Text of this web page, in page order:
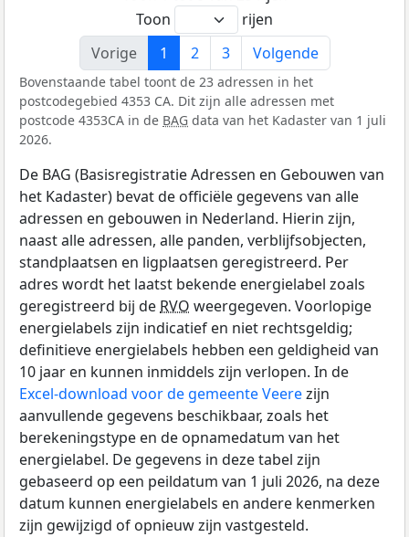
Toon
rijen
Vorige
1 2 3 Volgende
Bovenstaande tabel toont de 23 adressen in het
postcodegebied 4353 CA. Dit zijn alle adressen met
postcode 4353CA in de BAG data van het Kadaster van 1 juli
2026.
De BAG (Basisregistratie Adressen en Gebouwen van
het Kadaster) bevat de officiële gegevens van alle
adressen en gebouwen in Nederland. Hierin zijn,
naast alle adressen, alle panden, verblijfsobjecten,
standplaatsen en ligplaatsen geregistreerd. Per
adres wordt het laatst bekende energielabel zoals
geregistreerd bij de RVO weergegeven. Voorlopige
energielabels zijn indicatief en niet rechtsgeldig;
definitieve energielabels hebben een geldigheid van
10 jaar en kunnen inmiddels zijn verlopen. In de
Excel-download voor de gemeente Veerezijn
aanvullende gegevens beschikbaar, zoals het
berekeningstype en de opnamedatum van het
energielabel. De gegevens in deze tabel zijn
gebaseerd op een peildatum van 1 juli 2026, na deze
datum kunnen energielabels en andere kenmerken
zijn gewijzigd of opnieuw zijn vastgesteld.